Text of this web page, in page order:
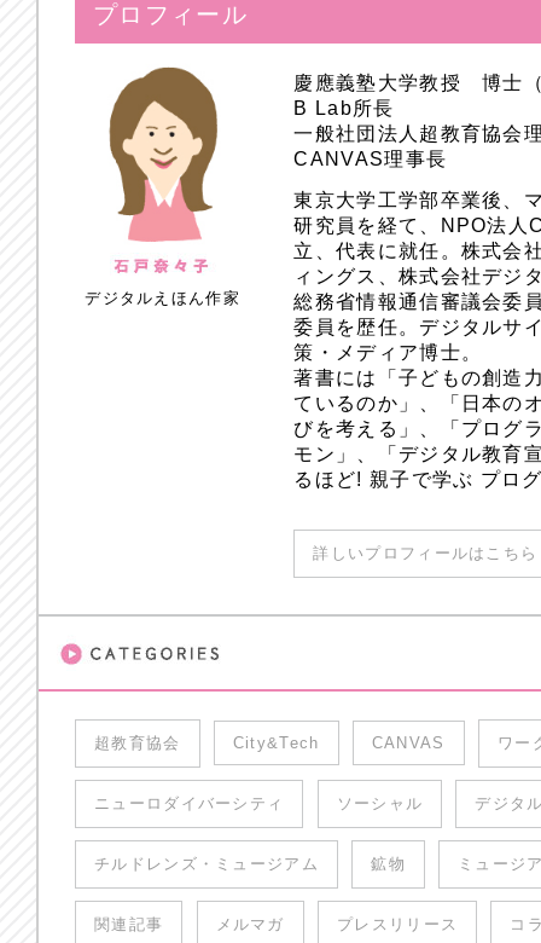
プロフィール
デジタルえほん作家
慶應義塾大学教授 博士
B Lab所長
一般社団法人超教育協会
CANVAS理事長
東京大学工学部卒業後、
研究員を経て、NPO法人
立、代表に就任。株式会
ィングス、株式会社デジ
総務省情報通信審議会委
委員を歴任。デジタルサ
策・メディア博士。
著書には「子どもの創造
ているのか」、「日本の
びを考える」、「プログ
モン」、「デジタル教育
るほど! 親子で学ぶ プロ
詳しいプロフィールはこち
超教育協会 City&Tech CANVAS ワー
ニューロダイバーシティ ソーシャル デジタ
チルドレンズ・ミュージアム 鉱物 ミュージ
関連記事 メルマガ プレスリリース コ